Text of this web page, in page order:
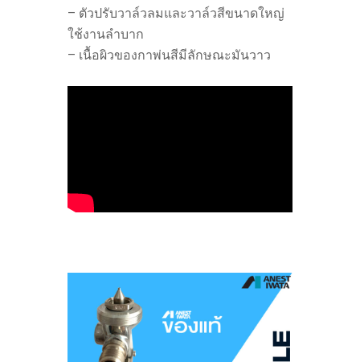
– ตัวปรับวาล์วลมและวาล์วสีขนาดใหญ่
ใช้งานลำบาก
– เนื้อผิวของกาพ่นสีมีลักษณะมันวาว